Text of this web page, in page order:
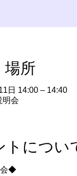
場所
日 14:00 – 14:40
明会
トについ
会◆